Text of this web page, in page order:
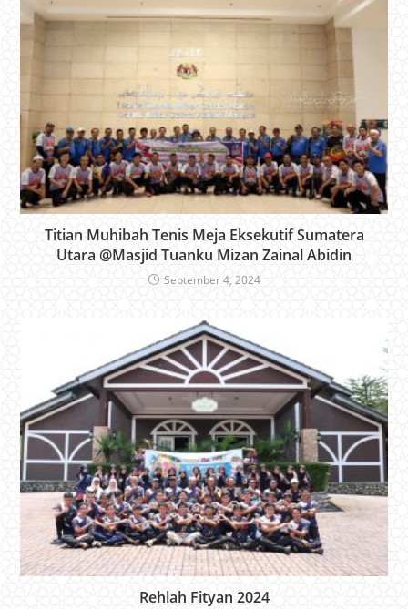
Titian Muhibah Tenis Meja Eksekutif Sumatera
Utara @Masjid Tuanku Mizan Zainal Abidin
September 4, 2024
Rehlah Fityan 2024